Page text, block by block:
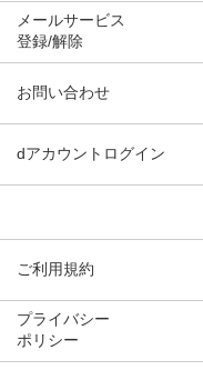
メールサービス
登録/解除
お問い合わせ
dアカウントログイン
ご利用規約
プライバシー
ポリシー